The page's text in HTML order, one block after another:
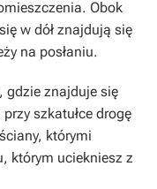
Obok
w dół znajdują się
na posłaniu.
gdzie znajduje się
szkatułce drogę
którymi
którym uciekniesz z